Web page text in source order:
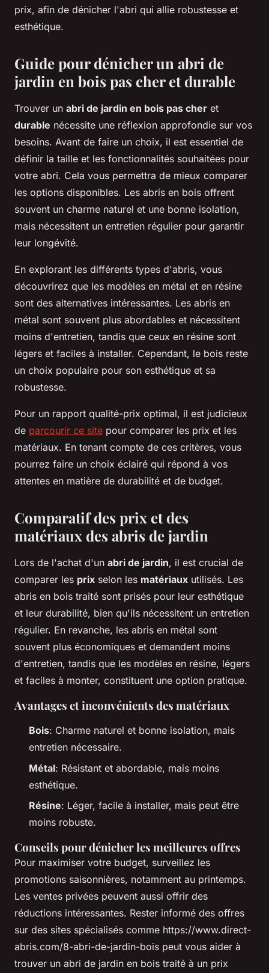
prix, afin de dénicher l'abri qui allie robustesse et
esthétique.
Guide pour dénicher un abri de
jardin en bois pas cher et durable
Trouver un abri de jardin en bois pas cher et
durable nécessite une réflexion approfondie sur vos
besoins. Avant de faire un choix, il est essentiel de
définir la taille et les fonctionnalités souhaitées pour
votre abri. Cela vous permettra de mieux comparer
les options disponibles. Les abris en bois offrent
souvent un charme naturel et une bonne isolation,
mais nécessitent un entretien régulier pour garantir
leur longévité.
En explorant les différents types d'abris, vous
découvrirez que les modèles en métal et en résine
sont des alternatives intéressantes. Les abris en
métal sont souvent plus abordables et nécessitent
moins d'entretien, tandis que ceux en résine sont
légers et faciles à installer. Cependant, le bois reste
un choix populaire pour son esthétique et sa
robustesse.
Pour un rapport qualité-prix optimal, il est judicieux
de parcourir ce site pour comparer les prix et les
matériaux. En tenant compte de ces critères, vous
pourrez faire un choix éclairé qui répond à vos
attentes en matière de durabilité et de budget.
Comparatif des prix et des
matériaux des abris de jardin
Lors de l'achat d'un abri de jardin, il est crucial de
comparer les prix selon les matériaux utilisés. Les
abris en bois traité sont prisés pour leur esthétique
et leur durabilité, bien qu'ils nécessitent un entretien
régulier. En revanche, les abris en métal sont
souvent plus économiques et demandent moins
d'entretien, tandis que les modèles en résine, légers
et faciles à monter, constituent une option pratique.
Avantages et inconvénients des matériaux
Bois: Charme naturel et bonne isolation, mais
entretien nécessaire.
Métal: Résistant et abordable, mais moins
esthétique.
Résine: Léger, facile à installer, mais peut être
moins robuste.
Conseils pour dénicher les meilleures offres
Pour maximiser votre budget, surveillez les
promotions saisonnières, notamment au printemps.
Les ventes privées peuvent aussi offrir des
réductions intéressantes. Rester informé des offres
sur des sites spécialisés comme https://www.direct-
abris.com/8-abri-de-jardin-bois peut vous aider à
trouver un abri de jardin en bois traité à un prix